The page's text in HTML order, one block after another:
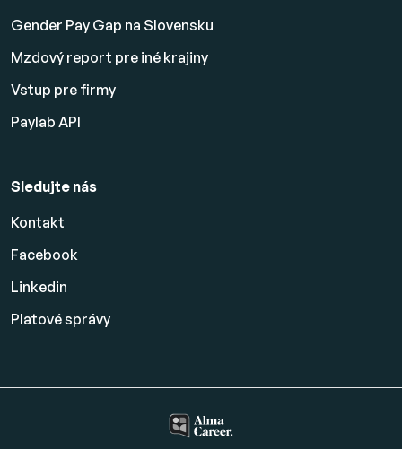
Gender Pay Gap na Slovensku
Mzdový report pre iné krajiny
Vstup pre firmy
Paylab API
Sledujte nás
Kontakt
Facebook
Linkedin
Platovésprávy